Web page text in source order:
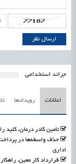
جرائد استخدامی
اعلانات رویدادها
تأمین کادر درمان، کلید راه‌اندازی
اداری
قرارداد کار معین،